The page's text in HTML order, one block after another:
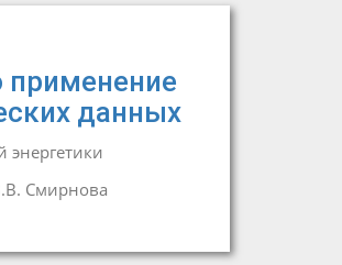
применение
данных
Смирнова